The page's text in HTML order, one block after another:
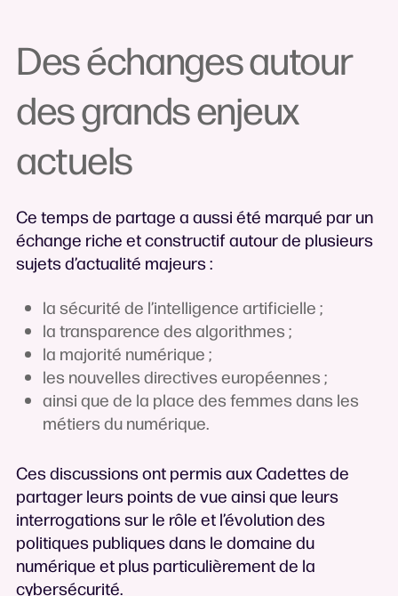
Des échanges autour
des grands enjeux
actuels
Ce temps de partage a aussi été marqué par un
échange riche et constructif autour de plusieurs
sujets d’actualité majeurs :
la sécurité de l’intelligence artificielle ;
la transparence des algorithmes ;
la majorité numérique ;
les nouvelles directives européennes ;
ainsi que de la place des femmes dans les
métiers du numérique.
Ces discussions ont permis aux Cadettes de
partager leurs points de vue ainsi que leurs
interrogations sur le rôle et l’évolution des
politiques publiques dans le domaine du
numérique et plus particulièrement de la
cybersécurité.